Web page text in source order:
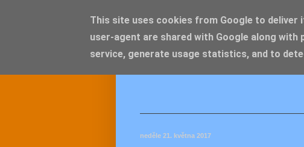
JEMELIK
neděle 21. května 2017
This site uses cookies from Google to deliver
user-agent are shared with Google along
service, generate usage statistics, and to